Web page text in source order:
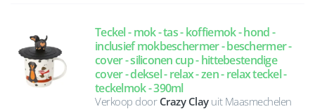
Teckel - mok - tas - koffiemok - hond -
inclusief mokbeschermer - beschermer -
cover - siliconen cup - hittebestendige
cover - deksel - relax - zen - relax teckel -
teckelmok - 390ml
Verkoop door Crazy Clayuit Maasmechelen